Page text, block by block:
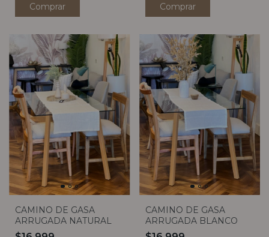
Comprar
CAMINO DE GASA
ARRUGADA NATURAL
CAMINO DE GASA
ARRUGADA BLANCO